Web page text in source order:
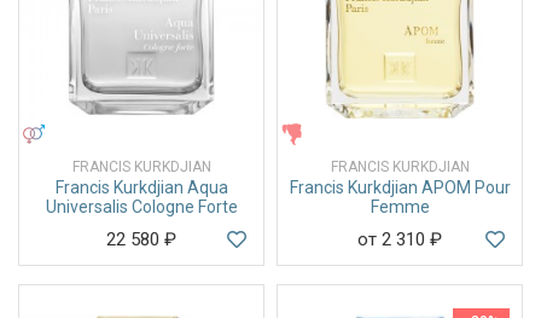
FRANCIS KURKDJIAN
Francis Kurkdjian Aqua
Universalis Cologne Forte
22 580 ₽
FRANCIS KURKDJIAN
Francis Kurkdjian APOM Pour
Femme
от 2 310 ₽